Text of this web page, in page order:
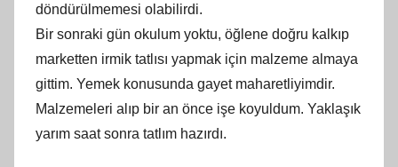
döndürülmemesi olabilirdi.
Bir sonraki gün okulum yoktu, öğlene doğru kalkıp
marketten irmik tatlısı yapmak için malzeme almaya
gittim. Yemek konusunda gayet maharetliyimdir.
Malzemeleri alıp bir an önce işe koyuldum. Yaklaşık
yarım saat sonra tatlım hazırdı.